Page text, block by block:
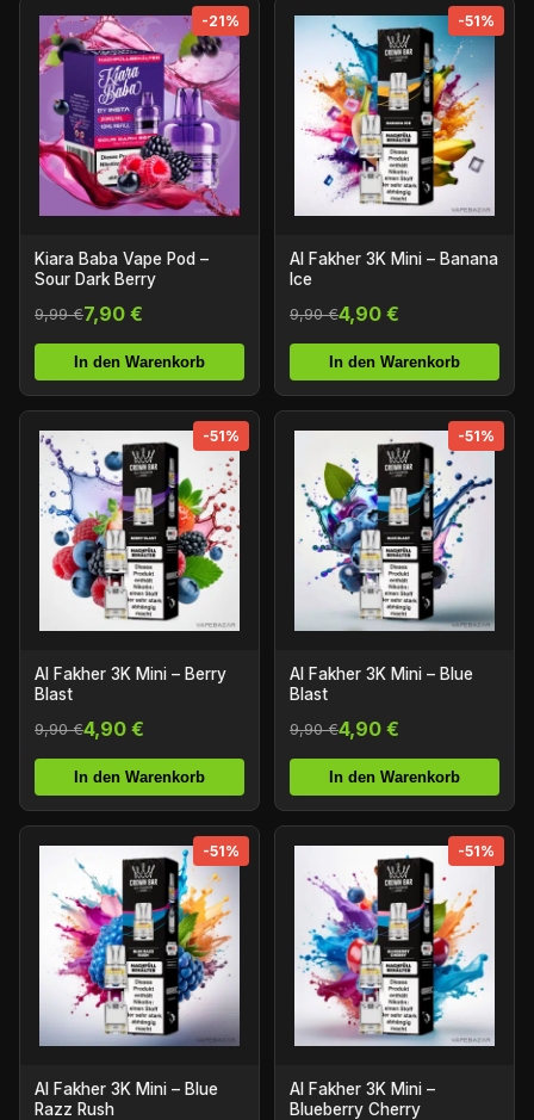
-21%
Kiara Baba Vape Pod –
Sour Dark Berry
9,99 €7,90 €
In den Warenkorb
-51%
Al Fakher 3K Mini – Banana
Ice
9,90 €4,90 €
In den Warenkorb
-51%
Al Fakher 3K Mini – Berry
Blast
9,90 €4,90 €
In den Warenkorb
-51%
Al Fakher 3K Mini – Blue
Blast
9,90 €4,90 €
In den Warenkorb
-51%
Al Fakher 3K Mini – Blue
Razz Rush
-51%
Al Fakher 3K Mini –
Blueberry Cherry